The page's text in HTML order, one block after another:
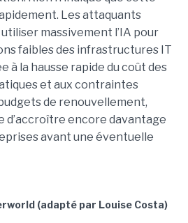
Les attaquants
massivement l’IA pour
faibles des infrastructures IT
à la hausse rapide du coût des
et aux contraintes
de renouvellement,
d’accroître encore davantage
avant une éventuelle
(adapté par Louise Costa)